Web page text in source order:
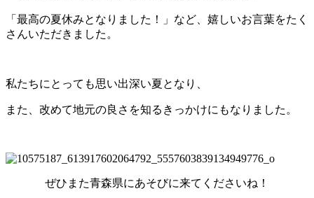
「最高の夏休みとなりました！」など、嬉しいお言葉をたく
さんいただきました。
私たちにとっても思い出深い夏となり、
また、改めて地元の良さを知るきっかけにもなりました。
ぜひまた青森県にあそびに来てくださいね！